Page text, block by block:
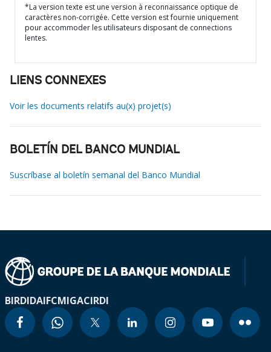
*La version texte est une version à reconnaissance optique de
caractères non-corrigée. Cette version est fournie uniquement
pour accommoder les utilisateurs disposant de connections
lentes.
LIENS CONNEXES
Voir les documents relatifs au(x) projet(s)
BOLETÍN DEL BANCO MUNDIAL
Suscríbase al boletín semanal del Banco Mundial
BIRDIDAIFCMIGACIRDI